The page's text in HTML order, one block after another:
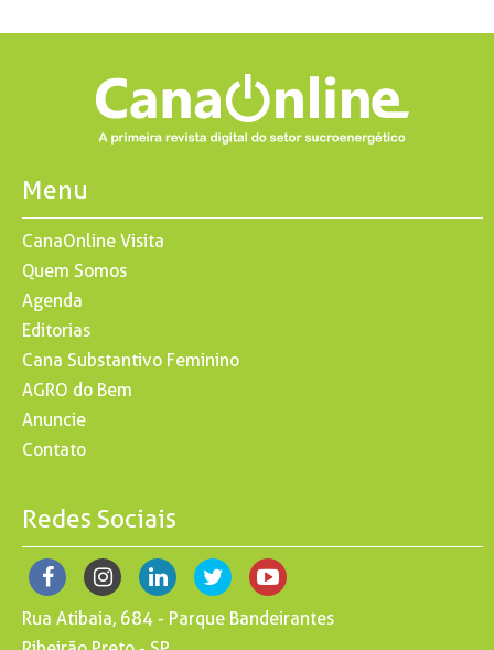
Menu
CanaOnline Visita
Quem Somos
Agenda
Editorias
Cana Substantivo Feminino
AGRO do Bem
Anuncie
Contato
Redes Sociais
Rua Atibaia, 684 - Parque Bandeirantes